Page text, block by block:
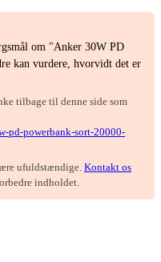
om "Anker 30W PD
kan vurdere, hvorvidt det er
tilbage til denne side som
pd-powerbank-sort-20000-
ufuldstændige. Kontakt os
indholdet.